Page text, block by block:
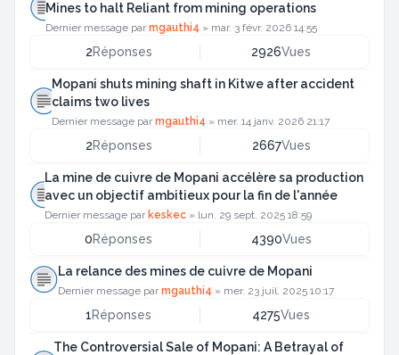
Mines to halt Reliant from mining operations
Dernier message parmgauthi4 » mar. 3 févr. 2026 14:55
2Réponses 2926Vues
Mopani shuts mining shaft in Kitwe after accident
claims two lives
Dernier message parmgauthi4 » mer. 14 janv. 2026 21:17
2Réponses 2667Vues
La mine de cuivre de Mopani accélère sa production
avec un objectif ambitieux pour la fin de l'année
Dernier message par keskec» lun. 29 sept. 2025 18:59
0Réponses 4390Vues
La relance des mines de cuivre de Mopani
Dernier message parmgauthi4 » mer. 23 juil. 2025 10:17
1Réponses 4275Vues
The Controversial Sale of Mopani: A Betrayal of